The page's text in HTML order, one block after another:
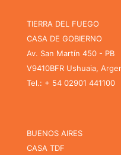
TIERRA DEL FUEGO
CASA DE GOBIERNO
Av. San Martín 450 - PB
V9410BFR Ushuaia,
Tel.: + 54 02901 441100
BUENOS AIRES
CASA TDF